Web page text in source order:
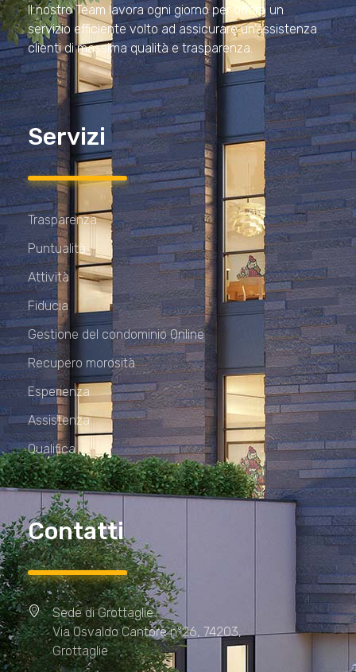
Il nostro Team lavora ogni giorno per offrire un
servizio efficiente volto ad assicurare un’assistenza
clienti di massima qualità e trasparenza.
Servizi
Trasparenza
Puntualità
Attività
Fiducia
Gestione del condominio Online
Recupero morosità
Esperienza
Assistenza
Qualifica
Contatti
Sede di Grottaglie
Via Osvaldo Cantore n°26, 74203,
Grottaglie